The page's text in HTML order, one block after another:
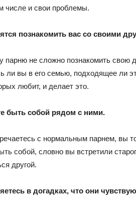
числе и свои проблемы.
познакомить вас со своими
парню не сложно познакомить свою
ли вы в его семью, подходящее ли
любит, и делает это.
быть собой рядом с ними.
с нормальным парнем, вы
собой, словно вы встретили
другой.
в догадках, что они